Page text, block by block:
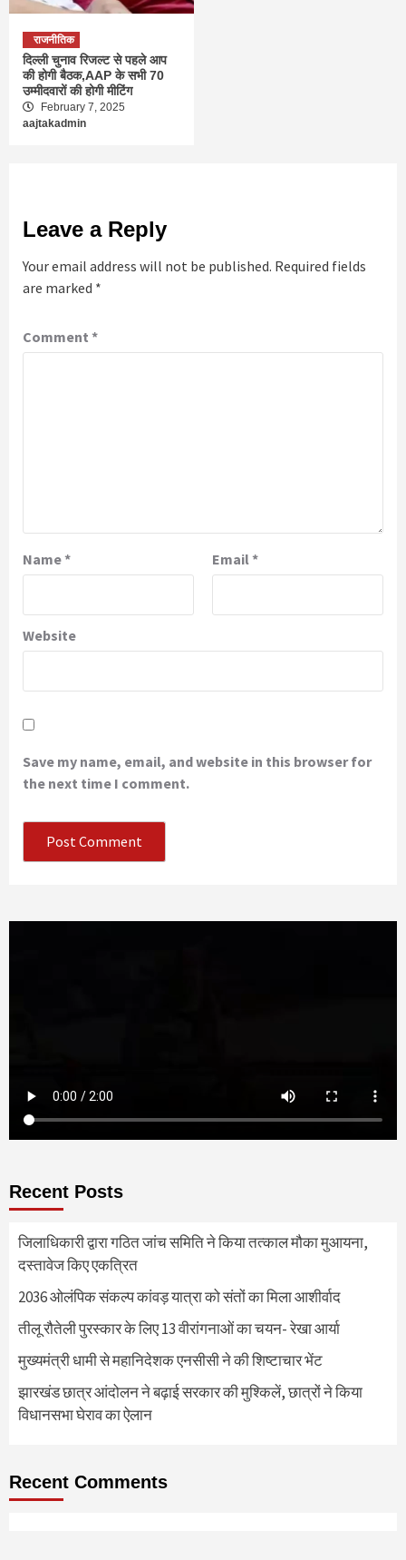
राजनीतिक
दिल्ली चुनाव रिजल्ट से पहले आप
की होगी बैठक,AAP के सभी 70
उम्मीदवारों की होगी मीटिंग
February 7, 2025
aajtakadmin
Leave a Reply
Your email address will not be published. Required fields
are marked *
Comment *
Name* Email *
Website
Save my name, email, and website in this browser for
the next time I comment.
Recent Posts
जिलाधिकारी द्वारा गठित जांच समिति ने किया तत्काल मौका मुआयना,
दस्तावेज किए एकत्रित
2036 ओलंपिक संकल्प कांवड़ यात्रा को संतों का मिला आशीर्वाद
तीलू रौतेली पुरस्कार के लिए 13 वीरांगनाओं का चयन- रेखा आर्या
मुख्यमंत्री धामी से महानिदेशक एनसीसी ने की शिष्टाचार भेंट
झारखंड छात्र आंदोलन ने बढ़ाई सरकार की मुश्किलें, छात्रों ने किया
विधानसभा घेराव का ऐलान
Recent Comments